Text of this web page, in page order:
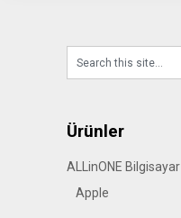
Ürünler
ALLinONE Bilgisayar
Apple